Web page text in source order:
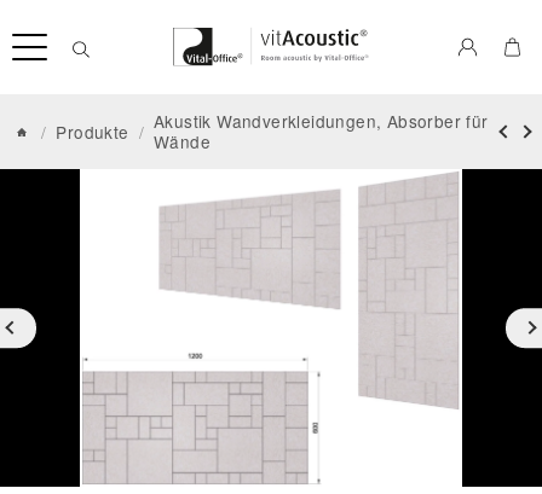
/ Produkte / Akustik Wandverkleidungen, Absorber für
Wände